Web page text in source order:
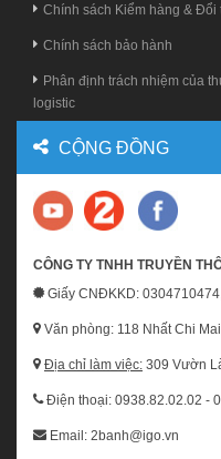
Chính sách Kiểm hàng & Đổi
Chính sách bảo hành
Phân định trách nhiệm của
logistic
CỘNG ĐỒNG
CÔNG TY TNHH TRUYỀN
Giấy CNĐKKD:
Văn phòng: 118 Nhất Chi
Địa chỉ làm việc: 309 Vườn
Điện thoại: 0938.82.02.02 -
Email: 2banh@igo.vn